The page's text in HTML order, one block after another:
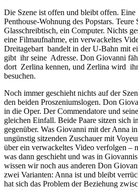
Die Szene ist offen und bleibt offen. Eine
Penthouse-Wohnung des Popstars. Teure
Glasschreibtisch, ein Computer. Nichts
eine Filmaufnahme, ein verwackeltes
Dreitagebart bandelt in der U-Bahn mit
gibt ihr seine Adresse. Don Giovanni
dort Zerlina kennen, und Zerlina wird
besuchen.
Noch immer geschieht nichts auf der
den beiden Proszeniumslogen. Don
in die Oper. Der Commendatore und
gleichen Einfall. Beide Paare sitzen sich
gegenüber. Was Giovanni mit der Anna
ungünstig sitzenden Zuschauer mit
über ein verwackeltes Video verfolgen –
was dann geschieht und was in
wissen wir noch aus anderen Don
zwei Varianten: Anna ist und bleibt
hat sich das Problem der Beziehung